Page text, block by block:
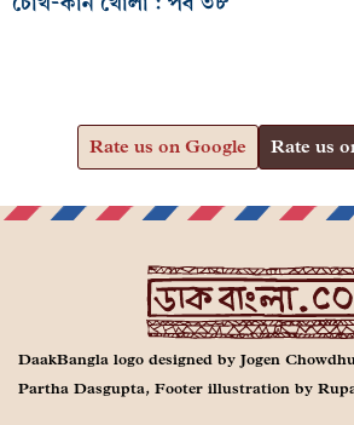
Rate us on Google Rate us
DaakBangla logo designed by Jogen
Partha Dasgupta, Footer illustration by